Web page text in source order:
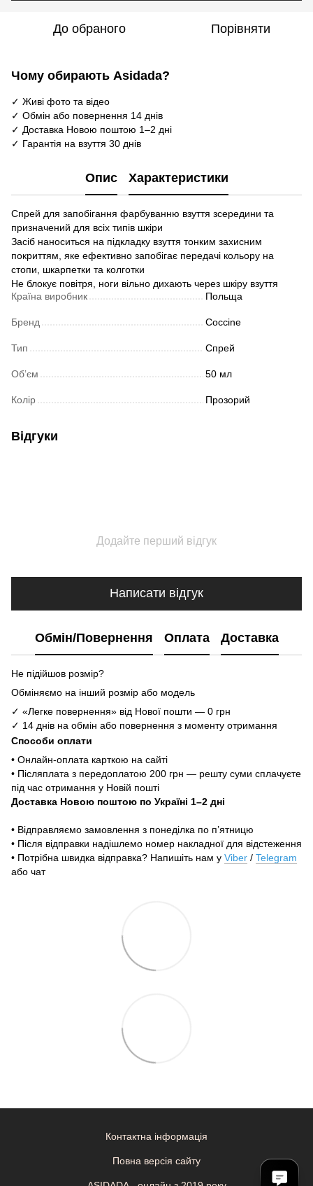
До обраного Порівняти
Чому обирають Asidada?
✓ Живі фото та відео
✓ Обмін або повернення 14 днів
✓ Доставка Новою поштою 1–2 дні
✓ Гарантія на взуття 30 днів
Опис Характеристики
Спрей для запобігання фарбуванню взуття зсередини та
призначений для всіх типів шкіри
Засіб наноситься на підкладку взуття тонким захисним
покриттям, яке ефективно запобігає передачі кольору на
стопи, шкарпетки та колготки
Не блокує повітря, ноги вільно дихають через шкіру взуття
Країна виробник
Польща
Бренд Coccine
Тип Спрей
Обʼєм 50 мл
Колір Прозорий
Відгуки
Додайте перший відгук
Написати відгук
Обмін/Повернення Оплата Доставка
Не підійшов розмір?
Обміняємо на інший розмір або модель
✓ «Легке повернення» від Нової пошти — 0 грн
✓ 14 днів на обмін або повернення з моменту отримання
Способи оплати
• Онлайн-оплата карткою на сайті
• Післяплата з передоплатою 200 грн — решту суми сплачуєте
під час отримання у Новій пошті
Доставка Новою поштою по Україні 1–2 дні
• Відправляємо замовлення з понеділка по п’ятницю
• Після відправки надішлемо номер накладної для відстеження
• Потрібна швидка відправка? Напишіть нам у Viber / Telegram
або чат
Контактна інформація
Повна версія сайту